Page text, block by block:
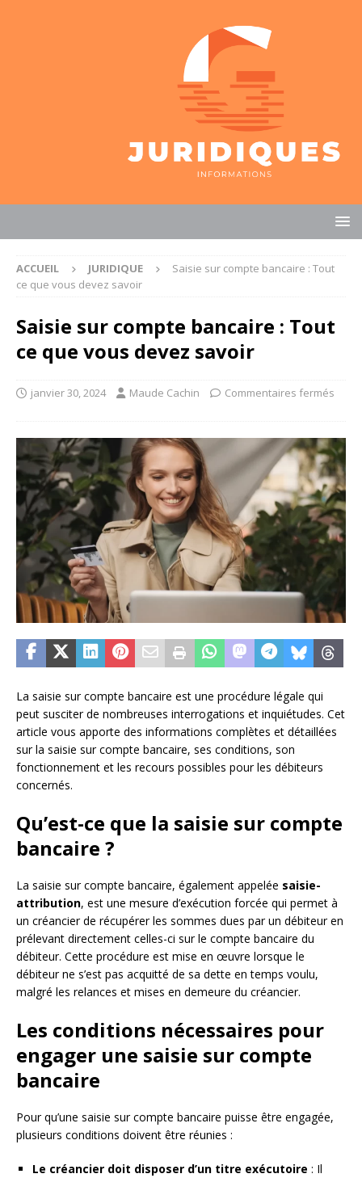
ACCUEIL JURIDIQUE
Saisie sur compte bancaire : Tout
ce que vous devez savoir
Saisie sur compte bancaire : Tout
ce que vous devez savoir
janvier 30, 2024 Maude Cachin Commentaires fermés
La saisie sur compte bancaire est une procédure légale qui
peut susciter de nombreuses interrogations et inquiétudes. Cet
article vous apporte des informations complètes et détaillées
sur la saisie sur compte bancaire, ses conditions, son
fonctionnement et les recours possibles pour les débiteurs
concernés.
Qu’est-ce que la saisie sur compte
bancaire ?
La saisie sur compte bancaire, également appelée saisie-
attribution, est une mesure d’exécution forcée qui permet à
un créancier de récupérer les sommes dues par un débiteur en
prélevant directement celles-ci sur le compte bancaire du
débiteur. Cette procédure est mise en œuvre lorsque le
débiteur ne s’est pas acquitté de sa dette en temps voulu,
malgré les relances et mises en demeure du créancier.
Les conditions nécessaires pour
engager une saisie sur compte
bancaire
Pour qu’une saisie sur compte bancaire puisse être engagée,
plusieurs conditions doivent être réunies :
Le créancier doit disposer d’un titre exécutoire : Il